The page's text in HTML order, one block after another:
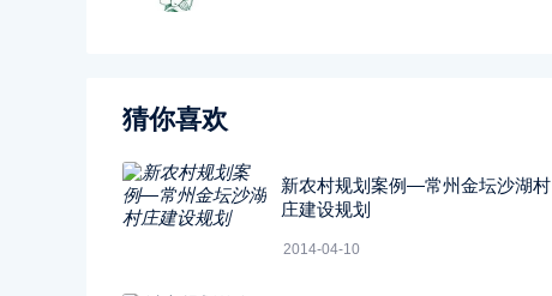
猜你喜欢
新农村规划案例―常州金坛沙湖村
庄建设规划
2014-04-10